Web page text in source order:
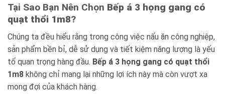
Tại Sao Bạn Nên Chọn Bếp á 3 họng gang có
quạt thổi 1m8?
Chúng ta đều hiểu rằng trong công việc nấu ăn công nghiệp,
sản phẩm bền bỉ, dễ sử dụng và tiết kiệm năng lượng là yếu
tố quan trọng hàng đầu. Bếp á 3 họng gang có quạt thổi
1m8 không chỉ mang lại những lợi ích này mà còn vượt xa
mong đợi của khách hàng.